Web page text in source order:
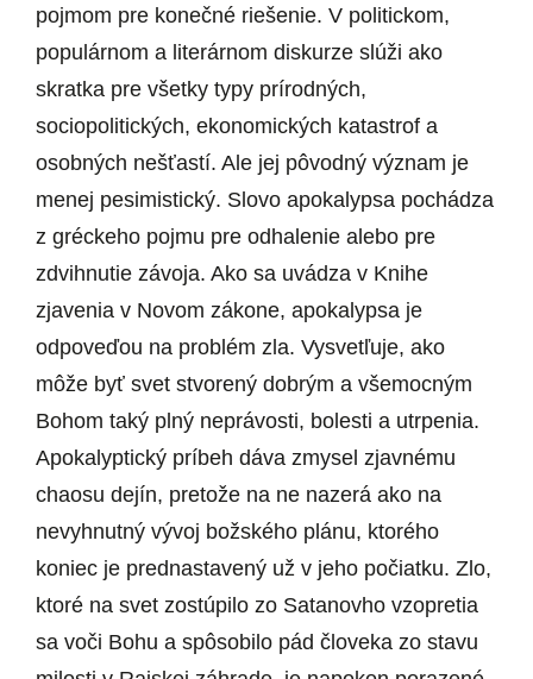
pojmom pre konečné riešenie. V politickom,
populárnom a literárnom diskurze slúži ako
skratka pre všetky typy prírodných,
sociopolitických, ekonomických katastrof a
osobných nešťastí. Ale jej pôvodný význam je
menej pesimistický. Slovo apokalypsa pochádza
z gréckeho pojmu pre odhalenie alebo pre
zdvihnutie závoja. Ako sa uvádza v Knihe
zjavenia v Novom zákone, apokalypsa je
odpoveďou na problém zla. Vysvetľuje, ako
môže byť svet stvorený dobrým a všemocným
Bohom taký plný neprávosti, bolesti a utrpenia.
Apokalyptický príbeh dáva zmysel zjavnému
chaosu dejín, pretože na ne nazerá ako na
nevyhnutný vývoj božského plánu, ktorého
koniec je prednastavený už v jeho počiatku. Zlo,
ktoré na svet zostúpilo zo Satanovho vzopretia
sa voči Bohu a spôsobilo pád človeka zo stavu